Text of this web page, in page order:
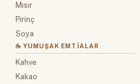
Mısır
Pirinç
Soya
☕ YUMUŞAK EMTIALAR
Kahve
Kakao